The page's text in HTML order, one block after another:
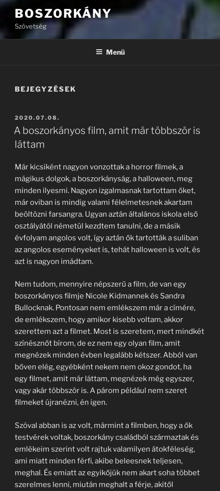
BOSZORKÁNY
Szövetség
Menü
BEJEGYZÉSEK
BEKÜLDVE:
2020.07.08.
A boszorkányos film, amit már többször is
láttam
Már kicsiként nagyon vonzottak a horror filmek, a
mágikus dolgok, a boszorkányság, a halloween, meg
minden ilyesmi. Nagyon izgalmasnak tartottam őket,
már oviban is mindig valami félelmetesnek akartam
beöltözni farsangra. Ugyan aztán általános iskola első
osztályától németül kezdtem tanulni, de a másik
évfolyam angolos volt, így aztán ők tartották a suliban
az angolos eseményeket is, tehát halloween is volt, és
azt is nagyon imádtam.
Nem tudom, mennyire népszerű a film, de van egy
boszorkányos filmje Nicole Kidmannek és Sandra
Bullocknak. Pontosan nem emlékszem már a címére,
de emlékszem, hogy amikor kisebb voltam, akkor
szerettem azt a filmet. Most is szeretem, mert mindkét
színésznőt bírom, de ez nem egy olyan film, amit
megnézek minden évben legalább kétszer. Abból van
bőven elég, egyébként nekem nem okoz gondot, ha
egy filmet, amit már láttam, megnézek még egyszer,
vagy akár többször is. A párom például nem szeret
filmeket újranézni, én igen.
Szóval abban is az volt, mármint a filmben, hogy a ők
testvérek voltak, boszorkány családból származtak és
emlékeim szerint volt rajtuk valamilyen átokféleség,
ami miatt minden férfi, akibe beleesnek teljesen,
meghal. És emiatt az egyikőjük nem akart soha többet
szerelmes lenni, miután meghalt a férje, akitől